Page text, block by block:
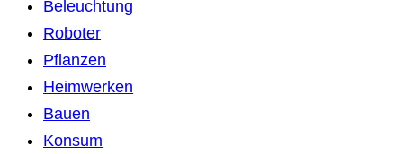
Beleuchtung
Roboter
Pflanzen
Heimwerken
Bauen
Konsum